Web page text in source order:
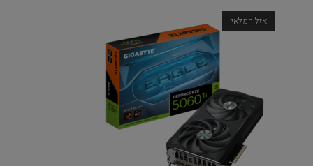
אזל המלאי